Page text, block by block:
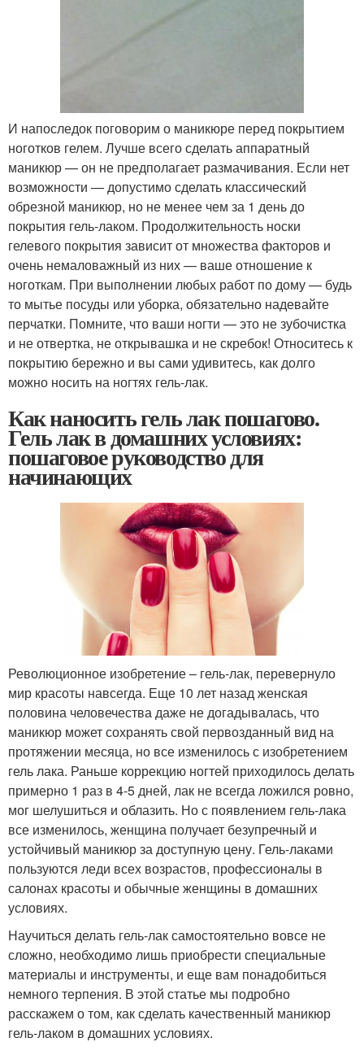
И напоследок поговорим о маникюре перед покрытием
ноготков гелем. Лучше всего сделать аппаратный
маникюр — он не предполагает размачивания. Если нет
возможности — допустимо сделать классический
обрезной маникюр, но не менее чем за 1 день до
покрытия гель-лаком. Продолжительность носки
гелевого покрытия зависит от множества факторов и
очень немаловажный из них — ваше отношение к
ноготкам. При выполнении любых работ по дому — будь
то мытье посуды или уборка, обязательно надевайте
перчатки. Помните, что ваши ногти — это не зубочистка
и не отвертка, не открывашка и не скребок! Относитесь к
покрытию бережно и вы сами удивитесь, как долго
можно носить на ногтях гель-лак.
Как наносить гель лак пошагово.
Гель лак в домашних условиях:
пошаговое руководство для
начинающих
Революционное изобретение – гель-лак, перевернуло
мир красоты навсегда. Еще 10 лет назад женская
половина человечества даже не догадывалась, что
маникюр может сохранять свой первозданный вид на
протяжении месяца, но все изменилось с изобретением
гель лака. Раньше коррекцию ногтей приходилось делать
примерно 1 раз в 4-5 дней, лак не всегда ложился ровно,
мог шелушиться и облазить. Но с появлением гель-лака
все изменилось, женщина получает безупречный и
устойчивый маникюр за доступную цену. Гель-лаками
пользуются леди всех возрастов, профессионалы в
салонах красоты и обычные женщины в домашних
условиях.
Научиться делать гель-лак самостоятельно вовсе не
сложно, необходимо лишь приобрести специальные
материалы и инструменты, и еще вам понадобиться
немного терпения. В этой статье мы подробно
расскажем о том, как сделать качественный маникюр
гель-лаком в домашних условиях.